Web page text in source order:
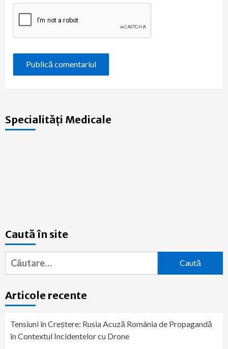
Specialități Medicale
Caută în site
Caută
după:
Articole recente
Tensiuni în Creștere: Rusia Acuză România de Propagandă
în Contextul Incidentelor cu Drone